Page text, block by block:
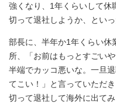
強くなり、1年くらいして休
切って退社しようか、とい
部長に、半年か1年くらい休
所、「お前はもっとすごい
半端でカッコ悪いな。一旦
てこい！」と言っていただ
切って退社して海外に出てみ